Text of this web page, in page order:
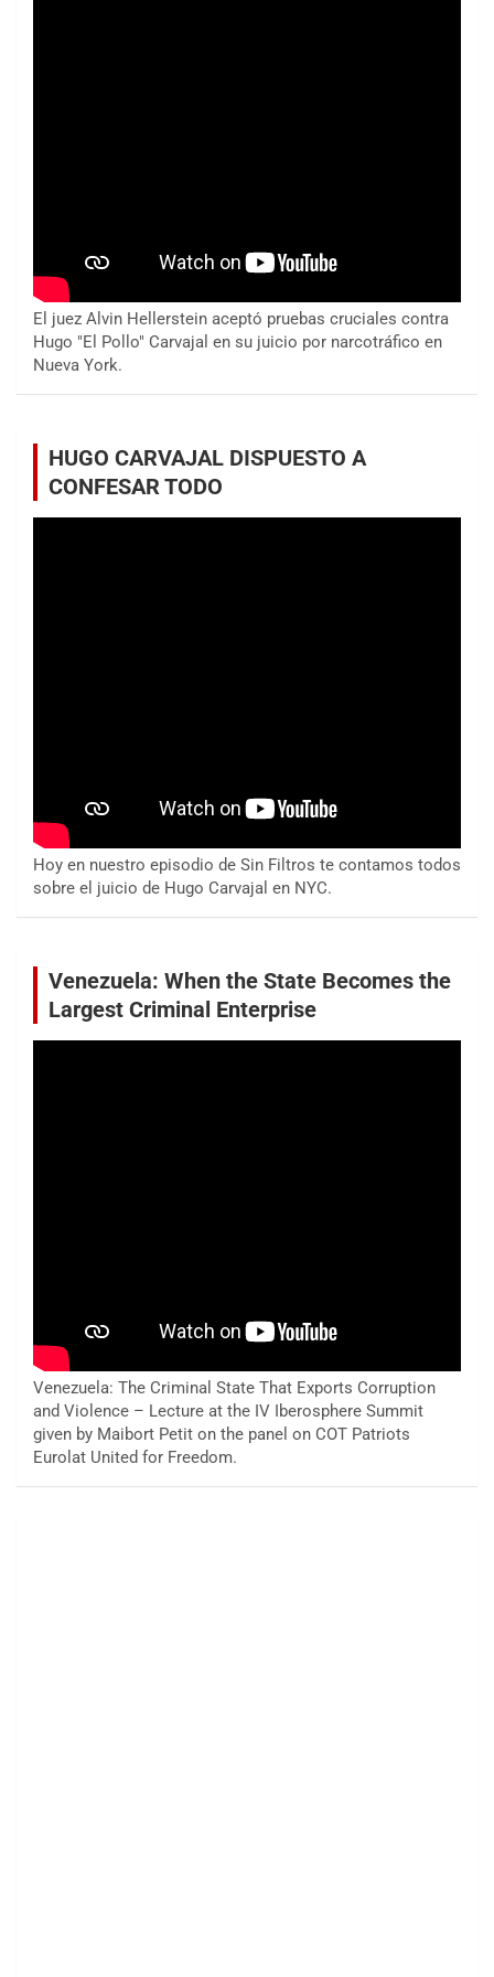
El juez Alvin Hellerstein aceptó pruebas cruciales contra
Hugo "El Pollo" Carvajal en su juicio por narcotráfico en
Nueva York.
HUGO CARVAJAL DISPUESTO A
CONFESAR TODO
Hoy en nuestro episodio de Sin Filtros te contamos todos
sobre el juicio de Hugo Carvajal en NYC.
Venezuela: When the State Becomes the
Largest Criminal Enterprise
Venezuela: The Criminal State That Exports Corruption
and Violence – Lecture at the IV Iberosphere Summit
given by Maibort Petit on the panel on COT Patriots
Eurolat United for Freedom.